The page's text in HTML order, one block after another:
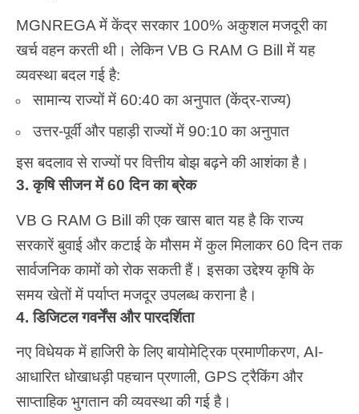
MGNREGA में केंद्र सरकार 100% अकुशल मजदूरी का
खर्च वहन करती थी। लेकिन VB G RAM G Bill में यह
व्यवस्था बदल गई है:
सामान्य राज्यों में 60:40 का अनुपात (केंद्र-राज्य)
उत्तर-पूर्वी और पहाड़ी राज्यों में 90:10 का अनुपात
इस बदलाव से राज्यों पर वित्तीय बोझ बढ़ने की आशंका है।
3. कृषि सीजन में 60 दिन का ब्रेक
VB G RAM G Bill की एक खास बात यह है कि राज्य
सरकारें बुवाई और कटाई के मौसम में कुल मिलाकर 60 दिन तक
सार्वजनिक कामों को रोक सकती हैं। इसका उद्देश्य कृषि के
समय खेतों में पर्याप्त मजदूर उपलब्ध कराना है।
4. डिजिटल गवर्नेंस और पारदर्शिता
नए विधेयक में हाजिरी के लिए बायोमेट्रिक प्रमाणीकरण, AI-
आधारित धोखाधड़ी पहचान प्रणाली, GPS ट्रैकिंग और
साप्ताहिक भुगतान की व्यवस्था की गई है।